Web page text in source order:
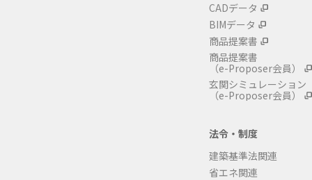
CADデータ
BIMデータ
商品提案書
商品提案書
（e-Proposer会員）
玄関シミュレーション
（e-Proposer会員）
法令・制度
建築基準法関連
省エネ関連